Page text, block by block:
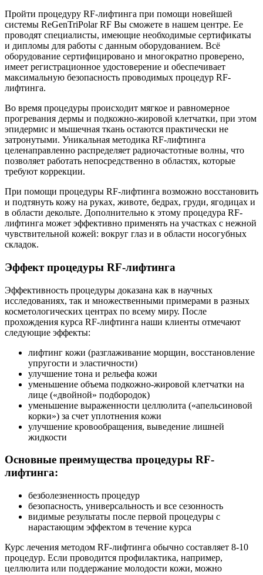
Пройти процедуру RF-лифтинга при помощи новейшей
системы ReGenTriPolar RF Вы сможете в нашем центре. Ее
проводят специалисты, имеющие необходимые сертификаты
и дипломы для работы с данным оборудованием. Всё
оборудование сертифицировано и многократно проверено,
имеет регистрационное удостоверение и обеспечивает
максимальную безопасность проводимых процедур RF-
лифтинга.
Во время процедуры происходит мягкое и равномерное
прогревания дермы и подкожно-жировой клетчатки, при этом
эпидермис и мышечная ткань остаются практически не
затронутыми. Уникальная методика RF-лифтинга
целенаправленно распределяет радиочастотные волны, что
позволяет работать непосредственно в областях, которые
требуют коррекции.
При помощи процедуры RF-лифтинга возможно восстановить
и подтянуть кожу на руках, животе, бедрах, груди, ягодицах и
в области декольте. Дополнительно к этому процедура RF-
лифтинга может эффективно применять на участках с нежной
чувствительной кожей: вокруг глаз и в области носогубных
складок.
Эффект процедуры RF-лифтинга
Эффективность процедуры доказана как в научных
исследованиях, так и множественными примерами в разных
косметологических центрах по всему миру. После
прохождения курса RF-лифтинга наши клиенты отмечают
следующие эффекты:
лифтинг кожи (разглаживание морщин, восстановление
упругости и эластичности)
улучшение тона и рельефа кожи
уменьшение объема подкожно-жировой клетчатки на
лице («двойной» подбородок)
уменьшение выраженности целлюлита («апельсиновой
корки») за счет уплотнения кожи
улучшение кровообращения, выведение лишней
жидкости
Основные преимущества процедуры RF-
лифтинга:
безболезненность процедур
безопасность, универсальность и все сезонность
видимые результаты после первой процедуры с
нарастающим эффектом в течение курса
Курс лечения методом RF-лифтинга обычно составляет 8-10
процедур. Если проводится профилактика, например,
целлюлита или поддержание молодости кожи, можно